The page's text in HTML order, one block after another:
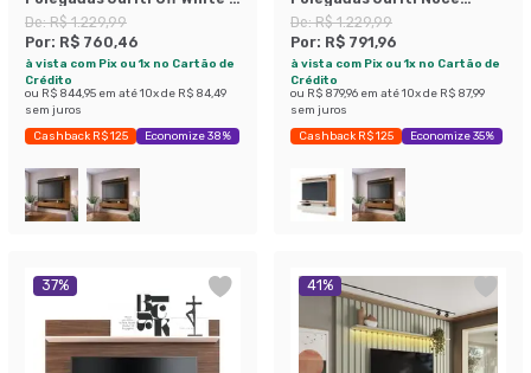
Freijó
De:R$ 1.229,99
Por: R$ 760,46
à vista com Pix ou 1x no Cartão de
Crédito
ou R$ 844,95 em até10x de R$ 84,49
sem juros
Cashback R$ 125 Economize 38%
Milano e Preto
De:R$ 1.229,99
Por: R$ 791,96
à vista com Pix ou 1x no Cartão de
Crédito
ou R$ 879,96 em até10x de R$ 87,99
sem juros
Cashback R$ 125 Economize 35%
37% 41%